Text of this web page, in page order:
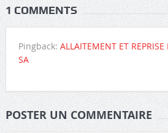
1 COMMENTS
Pingback: ALLAITEMENT ET
SA
POSTER UN COMMENTAIRE